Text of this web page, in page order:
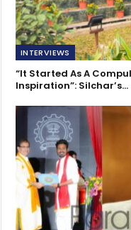
INTERVIEWS
“It Started As A
Inspiration”: Silchar’s…